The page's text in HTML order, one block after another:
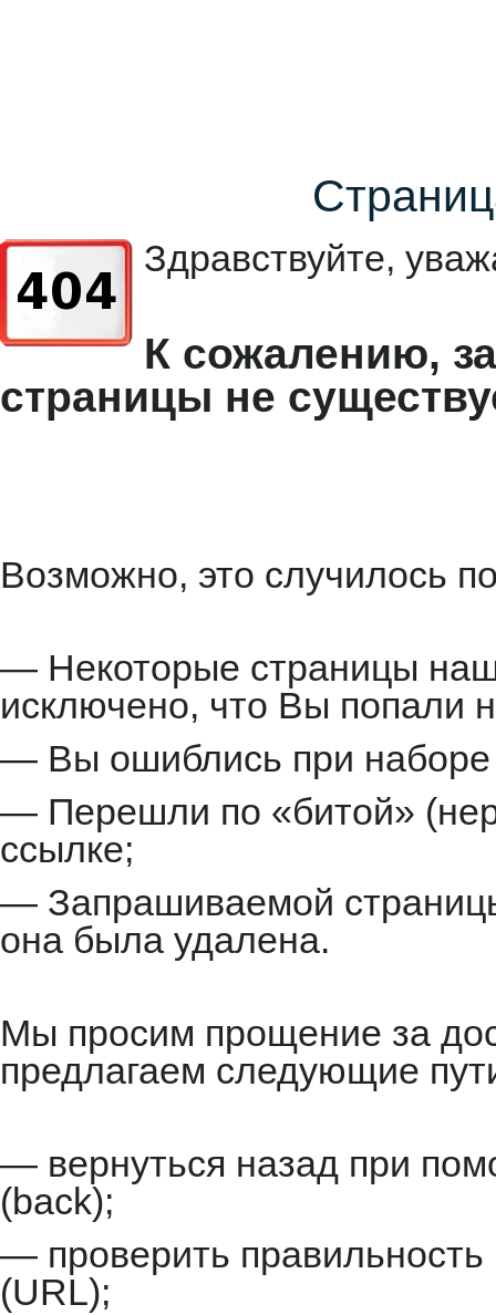
Здравствуйте,
К сожалению,
страницы не
Возможно, это случилось
— Некоторые страницы
исключено, что Вы попали
— Вы ошиблись при наборе
— Перешли по «битой»
ссылке;
— Запрашиваемой
она была удалена.
Мы просим прощение за
предлагаем следующие
— вернуться назад при
(back);
— проверить
(URL);